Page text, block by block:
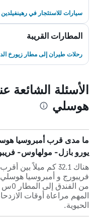
سيارات للاستئجار في رهينفيلدين
المطارات القريبة
رحلات طيران إلى مطار زيورخ
الأسئلة الشائعة
هوسلي
ما مدى قرب أمبروسيا
يورو بازل- مولهاوس-
هناك 32.1 كم ميلاً
فريبورج و أمبروسيا
المهم مراعاة أوقات
الحيوية.